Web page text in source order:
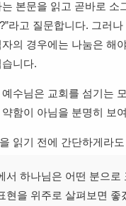
본문을 읽고 곧바로 소
라고 질문합니다. 그러
의 경우에는 나눔은 해
니다.
수님은 교회를 섬기는
함이 아님을 분명히 보
읽기 전에 간단하게라
서 하나님은 어떤 분으
현을 위주로 살펴보면 좋